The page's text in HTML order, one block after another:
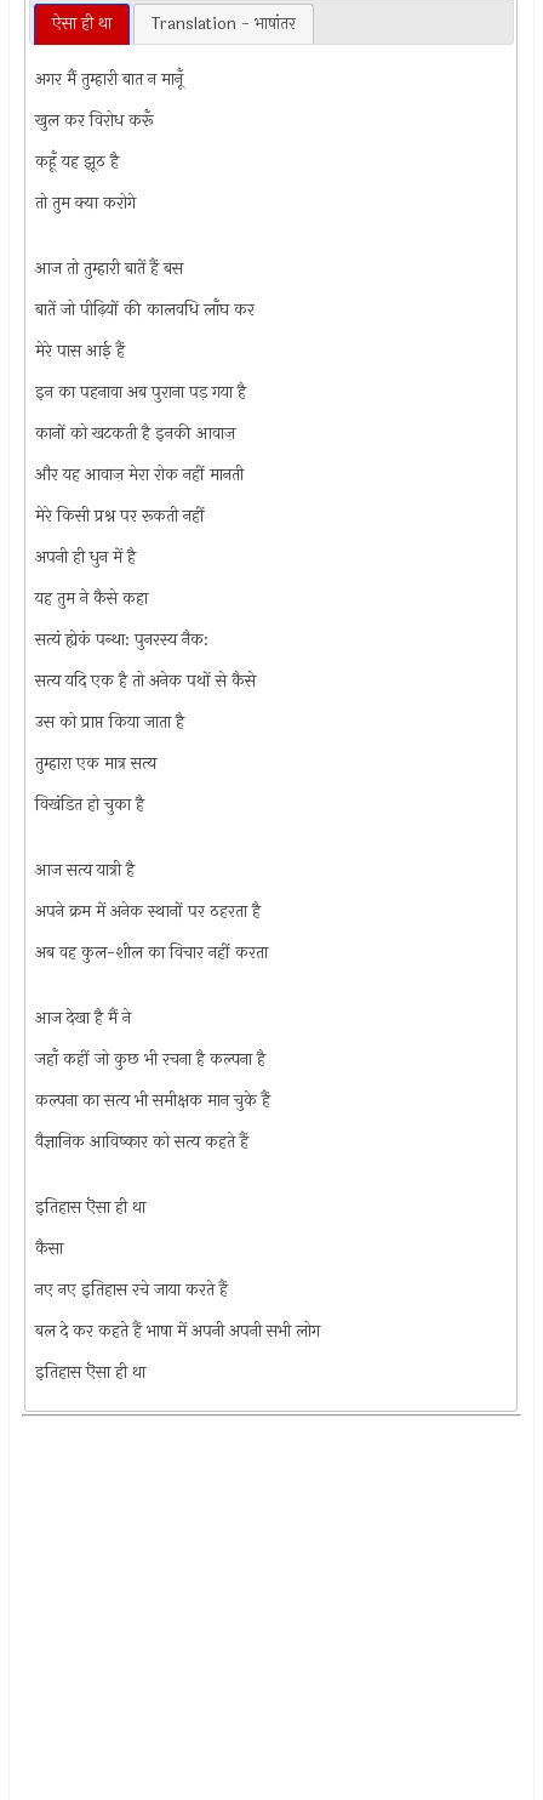
ऐसा ही था Translation - भाषांतर
अगर मैं तुम्हारी बात न मानूँ
खुल कर विरोध करूँ
कहूँ यह झूठ है
तो तुम क्या करोगे
आज तो तुम्हारी बातें हैं बस
बातें जो पीढ़ियों की कालवधि लाँघ कर
मेरे पास आई हैं
इन का पहनावा अब पुराना पड़ गया है
कानों को खटकती है इनकी आवाज़
और यह आवाज़ मेरा रोक नहीं मानती
मेरे किसी प्रश्न पर रूकती नहीं
अपनी ही धुन में है
यह तुम ने कैसे कहा
सत्यं ह्येकं पन्था: पुनरस्य नैक:
सत्य यदि एक है तो अनेक पथों से कैसे
उस को प्राप्त किया जाता है
तुम्हारा एक मात्र सत्य
विखंडित हो चुका है
आज सत्य यात्री है
अपने क्रम में अनेक स्थानों पर ठहरता है
अब वह कुल-शील का विचार नहीं करता
आज देखा है मैं ने
जहाँ कहीं जो कुछ भी रचना है कल्पना है
कल्पना का सत्य भी समीक्षक मान चुके हैं
वैज्ञानिक आविष्कार को सत्य कहते हैं
इतिहास ऎसा ही था
कैसा
नए नए इतिहास रचे जाया करते हैं
बल दे कर कहते हैं भाषा में अपनी अपनी सभी लोग
इतिहास ऎसा ही था